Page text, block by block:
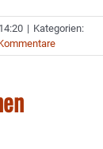
| Kategorien: